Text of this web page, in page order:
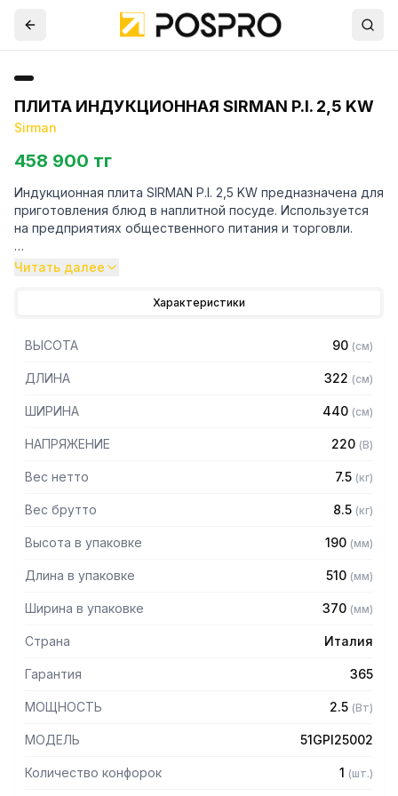
ПЛИТА ИНДУКЦИОННАЯ SIRMAN P.I. 2,5 KW
Sirman
458 900 тг
Индукционная плита SIRMAN P.I. 2,5 KW предназначена для
приготовления блюд в наплитной посуде. Используется
на предприятиях общественного питания и торговли.
Особенности:
– Оснащен градуированной цифровой кнопочной панелью
– Гладкая поверхность для приготовления пищи, легко
чистится
– Экономия электроэнергии за счет скорости нагрева и
высокой производительности
подогрева
снимается с плиты
дно
Читать далее
Характеристики
ВЫСОТА 90 (см)
ДЛИНА 322 (см)
ШИРИНА 440 (см)
НАПРЯЖЕНИЕ 220 (В)
Вес нетто 7.5 (кг)
Вес брутто 8.5 (кг)
Высота в упаковке 190 (мм)
Длина в упаковке 510 (мм)
Ширина в упаковке 370 (мм)
Страна Италия
Гарантия 365
МОЩНОСТЬ 2.5 (Вт)
МОДЕЛЬ 51GPI25002
Количество конфорок 1 (шт.)